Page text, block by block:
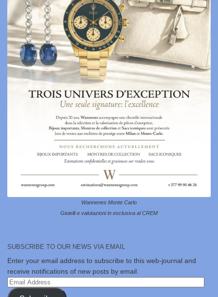
Wannenes Monte Carlo
Gioielli e valutazioni in esclusiva al CREM
SUBSCRIBE TO OUR NEWS VIA EMAIL
Enter your email address to subscribe to this web-journal and
receive notifications of new posts by email.
Email
Address